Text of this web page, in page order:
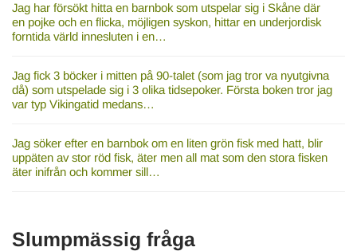
Jag har försökt hitta en barnbok som utspelar sig i Skåne där
en pojke och en flicka, möjligen syskon, hittar en underjordisk
forntida värld innesluten i en…
Jag fick 3 böcker i mitten på 90-talet (som jag tror va nyutgivna
då) som utspelade sig i 3 olika tidsepoker. Första boken tror jag
var typ Vikingatid medans…
Jag söker efter en barnbok om en liten grön fisk med hatt, blir
uppäten av stor röd fisk, äter men all mat som den stora fisken
äter inifrån och kommer sill…
Slumpmässig fråga